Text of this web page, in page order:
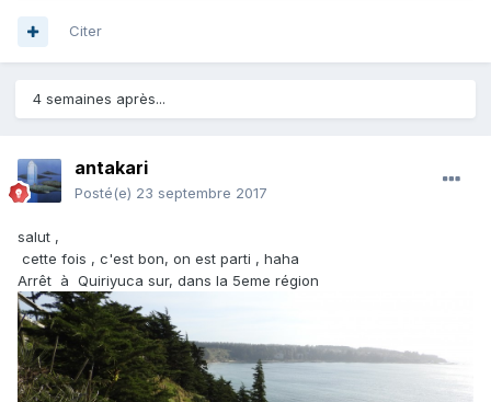
Citer
4 semaines après...
antakari
Posté(e) 23 septembre 2017
salut ,
cette fois , c'est bon, on est parti , haha
Arrêt à Quiriyuca sur, dans la 5eme région